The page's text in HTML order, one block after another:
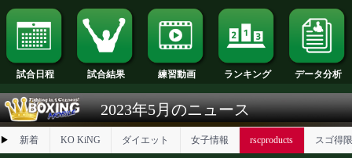
試合日程 試合結果 練習動画 ランキング